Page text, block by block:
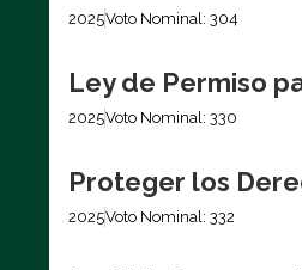
2025Voto Nominal: 304
Ley de Permiso
2025Voto Nominal: 330
Proteger los
2025Voto Nominal: 332